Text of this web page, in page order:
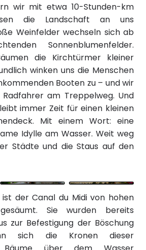
wir mit etwa 10-Stunden-km
die Landschaft an uns
Weinfelder wechseln sich ab
Sonnenblumenfelder.
die Kirchtürmer kleiner
winken uns die Menschen
Booten zu – und wir
am Treppelweg. Und
immer Zeit für einen kleinen
Mit einem Wort: eine
Idylle am Wasser. Weit weg
Städte und die Staus auf den
der Canal du Midi von hohen
Sie wurden bereits
zur Befestigung der Böschung
sich die Kronen dieser